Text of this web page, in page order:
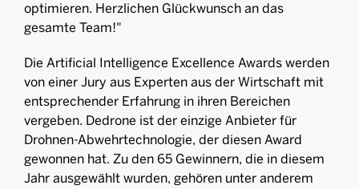
optimieren. Herzlichen Glückwunsch an das
gesamte Team!"
Die Artificial Intelligence Excellence Awards werden
von einer Jury aus Experten aus der Wirtschaft mit
entsprechender Erfahrung in ihren Bereichen
vergeben. Dedrone ist der einzige Anbieter für
Drohnen-Abwehrtechnologie, der diesen Award
gewonnen hat. Zu den 65 Gewinnern, die in diesem
Jahr ausgewählt wurden, gehören unter anderem